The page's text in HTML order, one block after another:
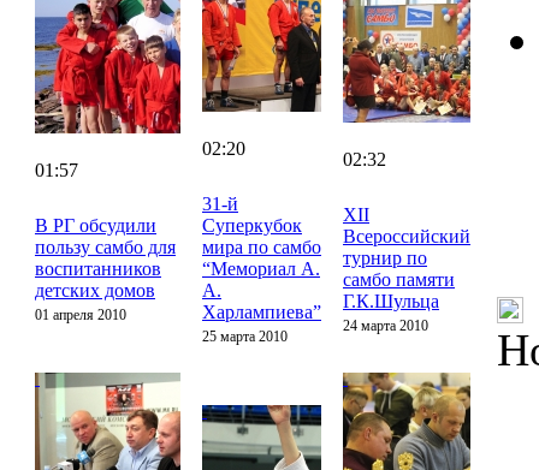
01:57
В РГ обсудили
пользу самбо для
воспитанников
детских домов
01 апреля 2010
02:20
31-й
Суперкубок
мира по самбо
“Мемориал А.
А.
Харлампиева”
25 марта 2010
02:32
XII
Всероссийский
турнир по
самбо памяти
Г.К.Шульца
24 марта 2010